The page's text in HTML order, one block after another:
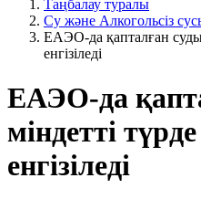
Таңбалау туралы
Су және Алкогольсіз
ЕАЭО-да қапталған суды
енгізіледі
ЕАЭО-да
міндетті
енгізіледі